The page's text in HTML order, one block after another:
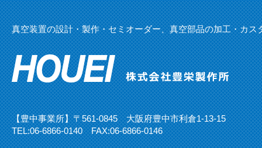
真空装置の設計・製作・セミオーダー、真空部品の加工・カ
【豊中事業所】〒561-0845 大阪府豊中市利倉1-13-15
TEL:06-6866-0140FAX:06-6866-0146